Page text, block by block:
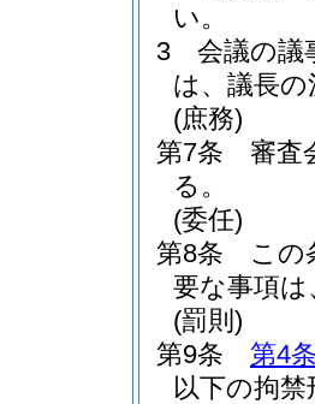
い。
3
会議の議
は、議長
(庶務)
第7条
審査
る。
(委任)
第8条
この
要な事項
(罰則)
第9条
第4
以下の拘